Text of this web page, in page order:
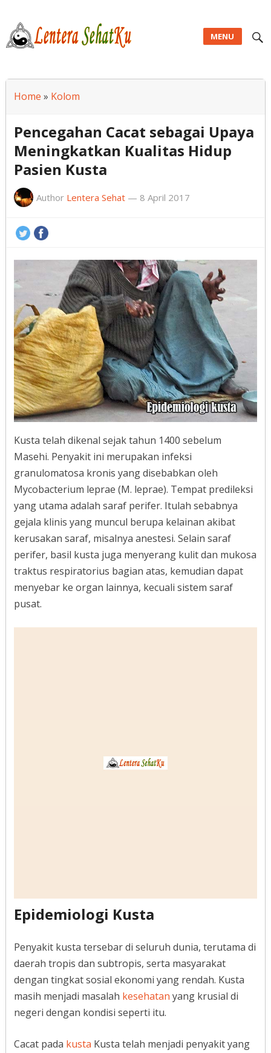
MENU
Home » Kolom
Pencegahan Cacat sebagai Upaya
Meningkatkan Kualitas Hidup
Pasien Kusta
Author Lentera Sehat— 8 April 2017
Kusta telah dikenal sejak tahun 1400 sebelum
Masehi. Penyakit ini merupakan infeksi
granulomatosa kronis yang disebabkan oleh
Mycobacterium leprae (M. leprae). Tempat predileksi
yang utama adalah saraf perifer. Itulah sebabnya
gejala klinis yang muncul berupa kelainan akibat
kerusakan saraf, misalnya anestesi. Selain saraf
perifer, basil kusta juga menyerang kulit dan mukosa
traktus respiratorius bagian atas, kemudian dapat
menyebar ke organ lainnya, kecuali sistem saraf
pusat.
Epidemiologi Kusta
Penyakit kusta tersebar di seluruh dunia, terutama di
daerah tropis dan subtropis, serta masyarakat
dengan tingkat sosial ekonomi yang rendah. Kusta
masih menjadi masalah kesehatan yang krusial di
negeri dengan kondisi seperti itu.
Cacat pada kusta Kusta telah menjadi penyakit yang